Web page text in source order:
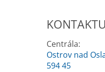
Centrála:
Ostrov nad
594 45